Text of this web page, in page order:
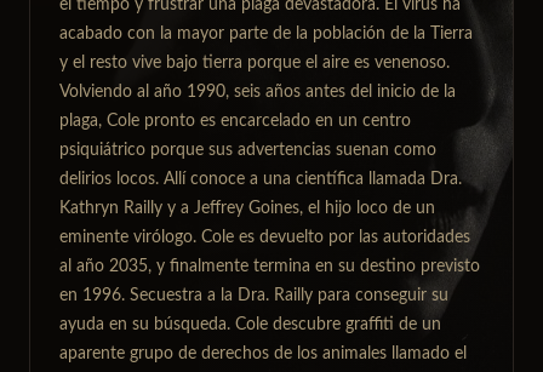
el tiempo y frustrar una plaga devastadora. El virus ha
acabado con la mayor parte de la población de la Tierra
y el resto vive bajo tierra porque el aire es venenoso.
Volviendo al año 1990, seis años antes del inicio de la
plaga, Cole pronto es encarcelado en un centro
psiquiátrico porque sus advertencias suenan como
delirios locos. Allí conoce a una científica llamada Dra.
Kathryn Railly y a Jeffrey Goines, el hijo loco de un
eminente virólogo. Cole es devuelto por las autoridades
al año 2035, y finalmente termina en su destino previsto
en 1996. Secuestra a la Dra. Railly para conseguir su
ayuda en su búsqueda. Cole descubre graffiti de un
aparente grupo de derechos de los animales llamado el